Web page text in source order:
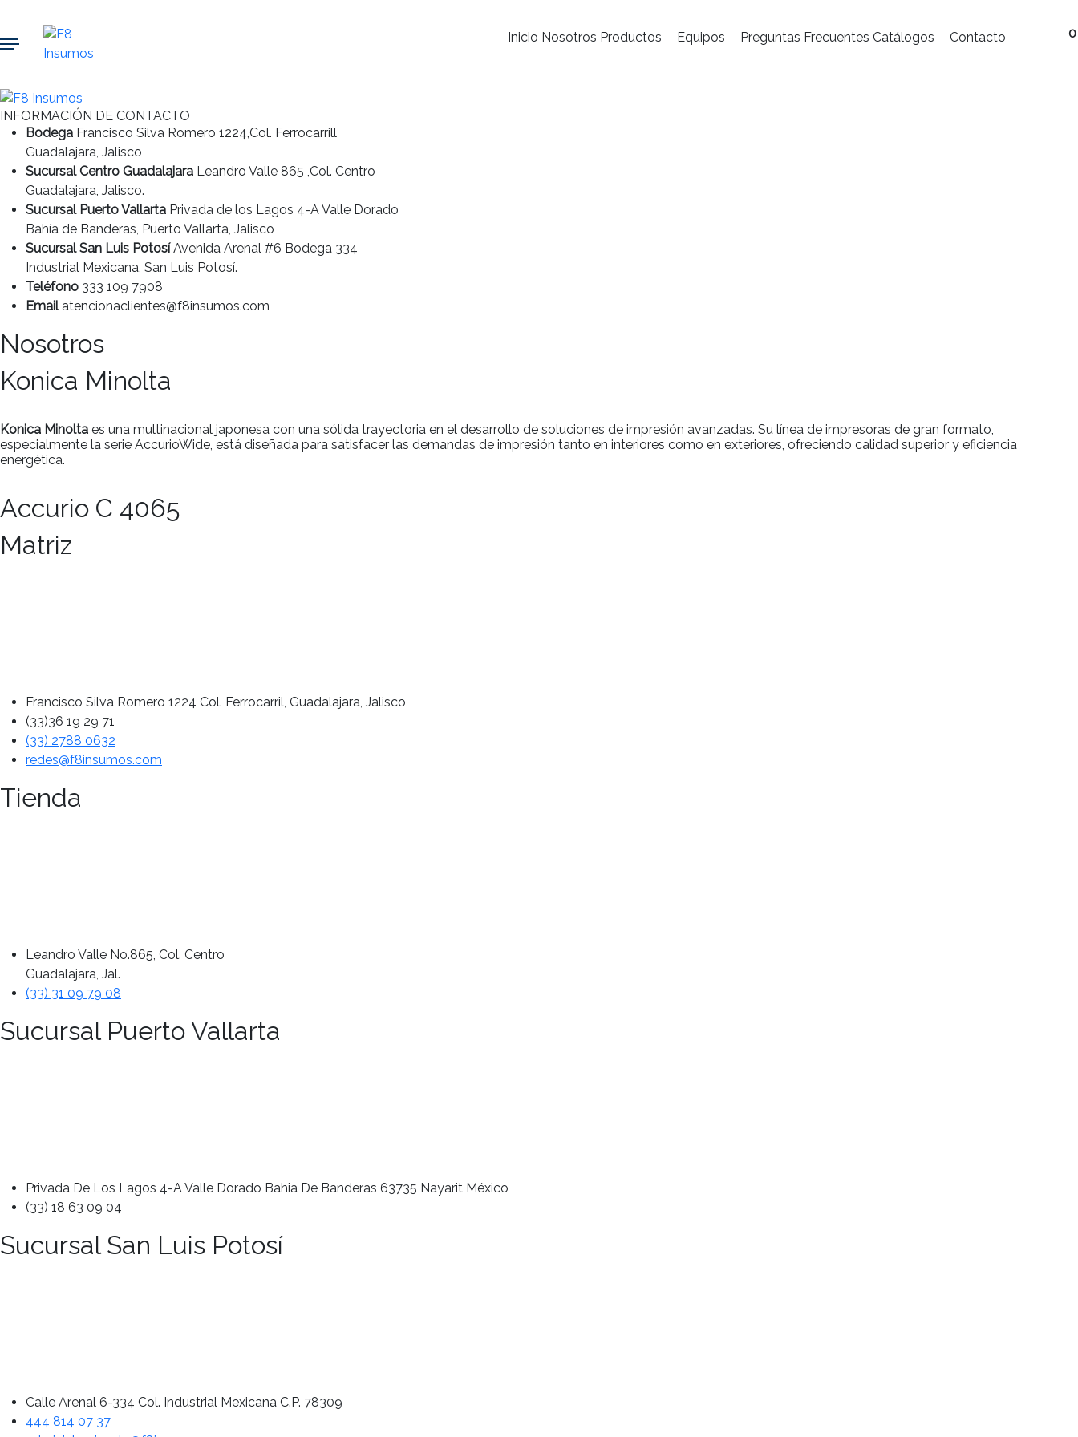
Inicio Nosotros Productos Equipos Preguntas Frecuentes Catálogos Contacto 0
INFORMACIÓN DE CONTACTO
Bodega Francisco Silva Romero 1224,Col. Ferrocarrill
Guadalajara, Jalisco
Sucursal Centro Guadalajara Leandro Valle 865 ,Col. Centro
Guadalajara, Jalisco.
Sucursal Puerto Vallarta Privada de los Lagos 4-A Valle Dorado
Bahía de Banderas, Puerto Vallarta, Jalisco
Sucursal San Luis PotosíAvenida Arenal #6 Bodega 334
Industrial Mexicana, San Luis Potosí.
Teléfono 333 109 7908
Emailatencionaclientes@f8insumos.com
Nosotros
Konica Minolta
Konica Minolta es una multinacional japonesa con una sólida trayectoria en el desarrollo de soluciones de impresión avanzadas. Su línea de impresoras de gran formato,
especialmente la serie AccurioWide, está diseñada para satisfacer las demandas de impresión tanto en interiores como en exteriores, ofreciendo calidad superior y eficiencia
energética.
Accurio C 4065
Matriz
Francisco Silva Romero 1224 Col. Ferrocarril, Guadalajara, Jalisco
(33)36 19 29 71
(33) 2788 0632
redes@f8insumos.com
Tienda
Leandro Valle No.865, Col. Centro
Guadalajara, Jal.
(33) 31 09 79 08
Sucursal Puerto Vallarta
Privada De Los Lagos 4-A Valle Dorado Bahia De Banderas 63735 Nayarit México
(33) 18 63 09 04
Sucursal San Luis Potosí
Calle Arenal 6-334 Col. Industrial Mexicana C.P. 78309
444 814 07 37